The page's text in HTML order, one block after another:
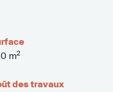
m2
des travaux